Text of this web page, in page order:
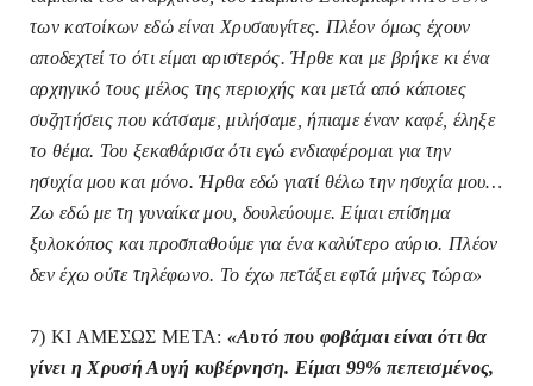
των κατοίκων εδώ είναι Χρυσαυγίτες. Πλέον όμως έχουν
αποδεχτεί το ότι είμαι αριστερός. Ήρθε και με βρήκε κι ένα
αρχηγικό τους μέλος της περιοχής και μετά από κάποιες
συζητήσεις που κάτσαμε, μιλήσαμε, ήπιαμε έναν καφέ, έληξε
το θέμα. Του ξεκαθάρισα ότι εγώ ενδιαφέρομαι για την
ησυχία μου και μόνο. Ήρθα εδώ γιατί θέλω την ησυχία μου…
Ζω εδώ με τη γυναίκα μου, δουλεύουμε. Είμαι επίσημα
ξυλοκόπος και προσπαθούμε για ένα καλύτερο αύριο. Πλέον
δεν έχω ούτε τηλέφωνο. Το έχω πετάξει εφτά μήνες τώρα»
7) ΚΙ ΑΜΕΣΩΣ ΜΕΤΑ: «Αυτό που φοβάμαι είναι ότι θα
γίνει η Χρυσή Αυγή κυβέρνηση. Είμαι 99% πεπεισμένος,